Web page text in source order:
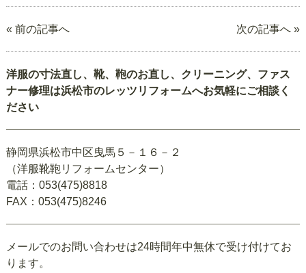
« 前の記事へ 次の記事へ »
洋服の寸法直し、靴、鞄のお直し、クリーニング、ファス
ナー修理は浜松市のレッツリフォームへお気軽にご相談く
ださい
静岡県浜松市中区曳馬５－１６－２
（洋服靴鞄リフォームセンター）
電話：053(475)8818
FAX：053(475)8246
メールでのお問い合わせは24時間年中無休で受け付けてお
ります。